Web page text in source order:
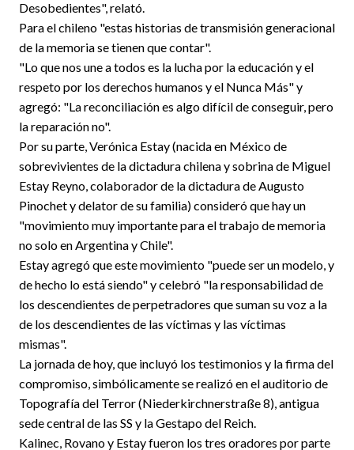
Desobedientes", relató.
Para el chileno "estas historias de transmisión generacional
de la memoria se tienen que contar".
"Lo que nos une a todos es la lucha por la educación y el
respeto por los derechos humanos y el Nunca Más" y
agregó: "La reconciliación es algo difícil de conseguir, pero
la reparación no".
Por su parte, Verónica Estay (nacida en México de
sobrevivientes de la dictadura chilena y sobrina de Miguel
Estay Reyno, colaborador de la dictadura de Augusto
Pinochet y delator de su familia) consideró que hay un
"movimiento muy importante para el trabajo de memoria
no solo en Argentina y Chile".
Estay agregó que este movimiento "puede ser un modelo, y
de hecho lo está siendo" y celebró "la responsabilidad de
los descendientes de perpetradores que suman su voz a la
de los descendientes de las víctimas y las víctimas
mismas".
La jornada de hoy, que incluyó los testimonios y la firma del
compromiso, simbólicamente se realizó en el auditorio de
Topografía del Terror (Niederkirchnerstraße 8), antigua
sede central de las SS y la Gestapo del Reich.
Kalinec, Rovano y Estay fueron los tres oradores por parte